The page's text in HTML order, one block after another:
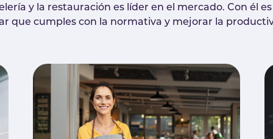
y la restauración es líder en el mercado. Con él
que cumples con la normativa y mejorar la